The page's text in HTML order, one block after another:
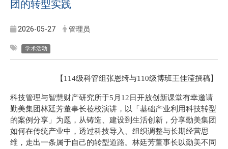
团的转型实践
2026-05-27 管理员
学术活动
【114级科管组张恩绮与110级博班王佳滢撰稿】
科技管理与智慧财产研究所于5月12日开放创新课堂有幸邀请
勤美集团林廷芳董事长莅校演讲，以「基础产业利用科技转型
的案例分享」为题，从铸造、建设到生活创新，分享勤美集团
如何在传统产业中，透过科技导入、组织调整与长期经营思
维，走出一条属于自己的转型道路。林廷芳董事长以勤美不同